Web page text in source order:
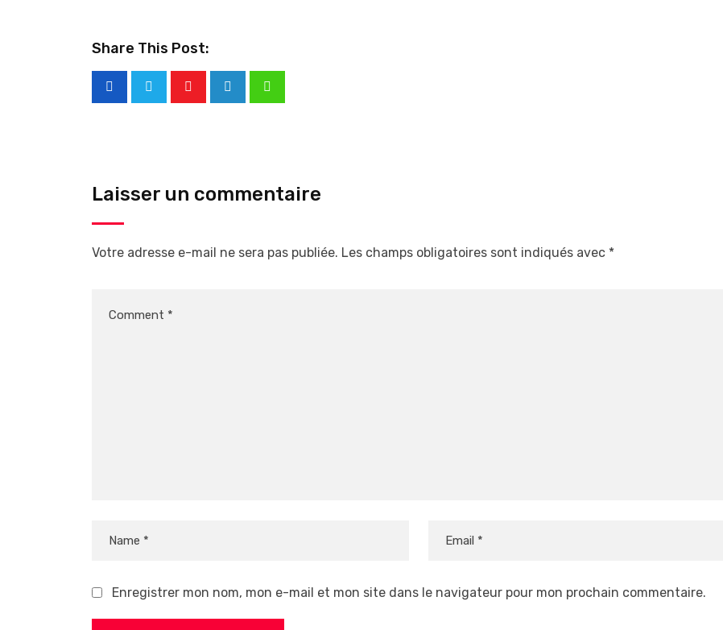
Share This Post:
Laisser un commentaire
Votre adresse e-mail ne sera pas publiée. Les champs obligatoires sont indiqués avec *
Enregistrer mon nom, mon e-mail et mon site dans le navigateur pour mon prochain commentaire.